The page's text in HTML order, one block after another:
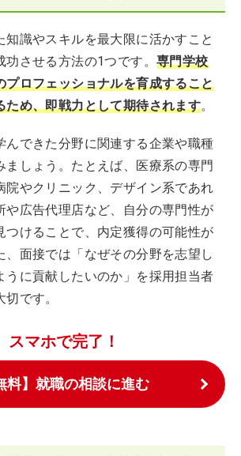
知識やスキルを最大限に活かすこと
させる方法の1つです。 専門学校
プロフェッショナルを育成すること
ため、即戦力として期待されます。
んできた分野に関連する企業や職種
ましょう。たとえば、医療系の専門
院やクリニック、デザイン系であれ
や広告代理店など、自分の専門性が
つけることで、内定獲得の可能性が
、面接では「なぜその分野を志望し
うに貢献したいのか」を採用担当者
です。
スマホで完了！
料】就職の相談に進む